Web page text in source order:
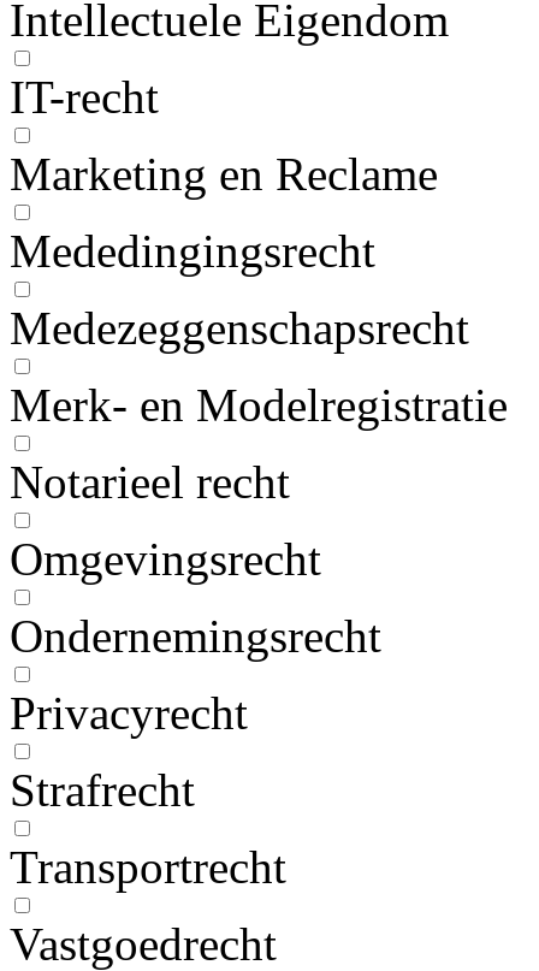
Intellectuele Eigendom
IT-recht
Marketing en Reclame
Mededingingsrecht
Medezeggenschapsrecht
Merk- en Modelregistratie
Notarieel recht
Omgevingsrecht
Ondernemingsrecht
Privacyrecht
Strafrecht
Transportrecht
Vastgoedrecht